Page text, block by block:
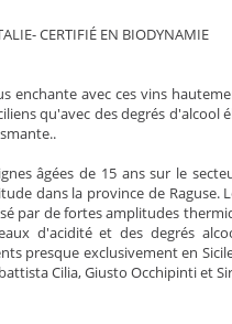
CERTIFIÉ EN BIODYNAMIE
enchante avec ces vins
qu'avec des degrés
âgées de 15 ans sur le
dans la province de Raguse.
par de fortes amplitudes
d'acidité et des degrés
presque exclusivement en
Cilia, Giusto Occhipinti et